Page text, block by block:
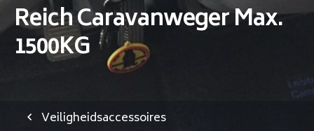
Reich Caravanweger Max.
1500KG
Veiligheidsaccessoires